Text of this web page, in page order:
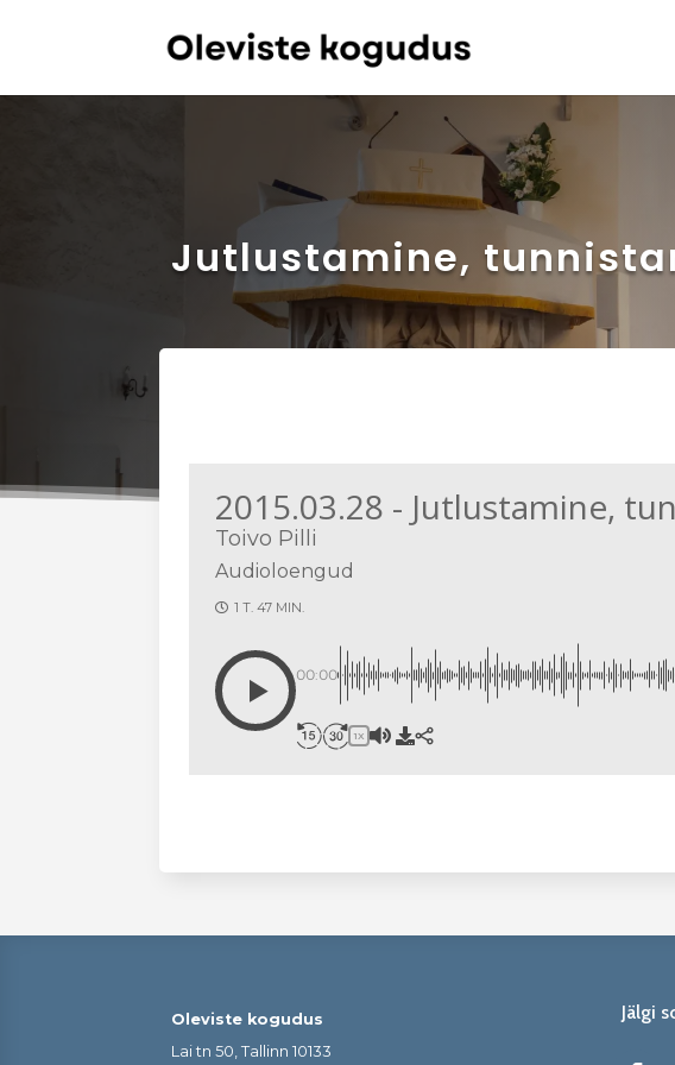
Jutlustamine,
2015.03.28 - Jutlustamine,
Toivo Pilli
Audioloengud
1 T. 47 MIN.
00:00
1X
Oleviste kogudus
Lai tn 50, Tallinn 10133
Jälgi